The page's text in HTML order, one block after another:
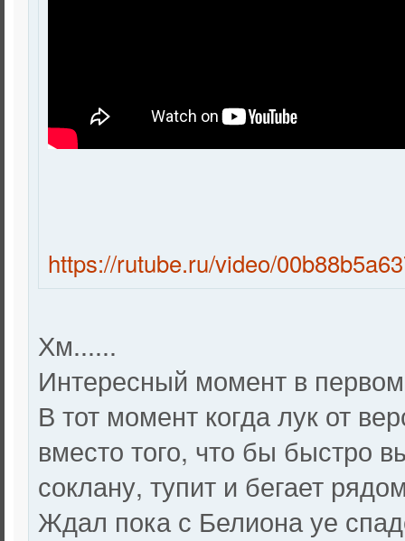
https://rutube.ru/video/
Хм......
Интересный момент в
В тот момент когда лук от
вместо того, что бы быстро
соклану, тупит и бегает
Ждал пока с Белиона уе